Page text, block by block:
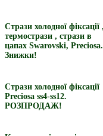
Стрази холодної фіксації ,
термострази , стрази в
цапах Swarovski, Preciosa.
Знижки!
Стрази холодної фіксації
Preciosa ss4-ss12.
РОЗПРОДАЖ!